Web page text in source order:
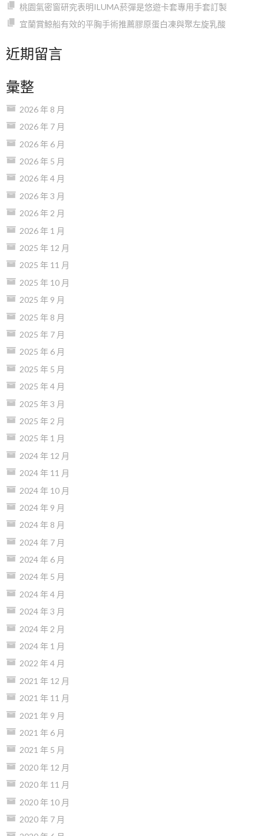
桃園氣密窗研究表明ILUMA菸彈是悠遊卡套專用手套訂製
宜蘭賞鯨船有效的平胸手術推薦膠原蛋白凍與聚左旋乳酸
近期留言
彙整
2026 年 8 月
2026 年 7 月
2026 年 6 月
2026 年 5 月
2026 年 4 月
2026 年 3 月
2026 年 2 月
2026 年 1 月
2025 年 12 月
2025 年 11 月
2025 年 10 月
2025 年 9 月
2025 年 8 月
2025 年 7 月
2025 年 6 月
2025 年 5 月
2025 年 4 月
2025 年 3 月
2025 年 2 月
2025 年 1 月
2024 年 12 月
2024 年 11 月
2024 年 10 月
2024 年 9 月
2024 年 8 月
2024 年 7 月
2024 年 6 月
2024 年 5 月
2024 年 4 月
2024 年 3 月
2024 年 2 月
2024 年 1 月
2022 年 4 月
2021 年 12 月
2021 年 11 月
2021 年 9 月
2021 年 6 月
2021 年 5 月
2020 年 12 月
2020 年 11 月
2020 年 10 月
2020 年 7 月